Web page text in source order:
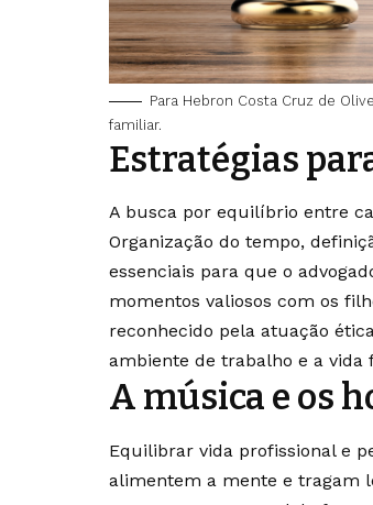
Para Hebron Costa Cruz de
familiar.
Estratégias
A busca por equilíbrio entre
Organização do tempo,
essenciais para que o
momentos valiosos com os
reconhecido pela atuação
ambiente de trabalho e a vida
A música e os
Equilibrar vida profissional e
alimentem a mente e tragam